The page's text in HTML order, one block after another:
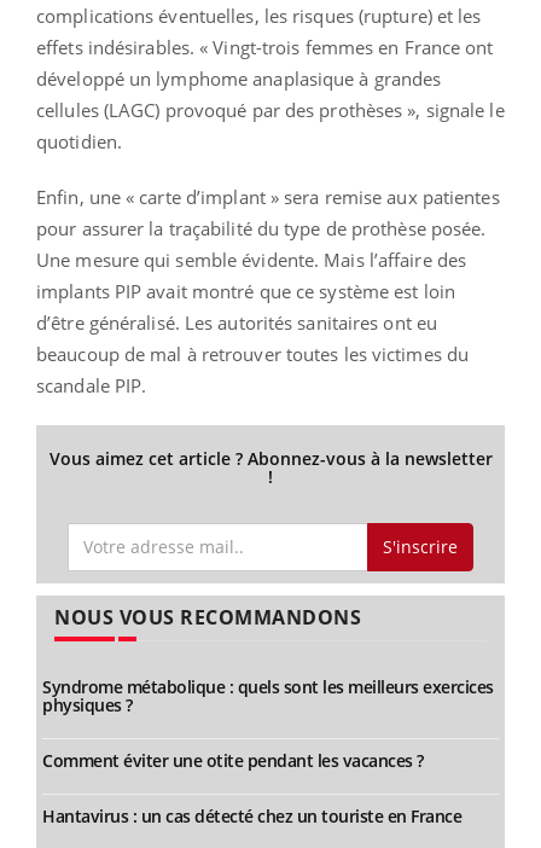
complications éventuelles, les risques (rupture) et les
effets indésirables. « Vingt-trois femmes en France ont
développé un lymphome anaplasique à grandes
cellules (LAGC) provoqué par des prothèses », signale le
quotidien.
Enfin, une « carte d’implant » sera remise aux patientes
pour assurer la traçabilité du type de prothèse posée.
Une mesure qui semble évidente. Mais l’affaire des
implants PIP avait montré que ce système est loin
d’être généralisé. Les autorités sanitaires ont eu
beaucoup de mal à retrouver toutes les victimes du
scandale PIP.
Vous aimez cet article ? Abonnez-vous à la newsletter
!
S'inscrire
NOUS VOUS RECOMMANDONS
Syndrome métabolique : quels sont les meilleurs exercices
physiques ?
Comment éviter une otite pendant les vacances ?
Hantavirus : un cas détecté chez un touriste en France